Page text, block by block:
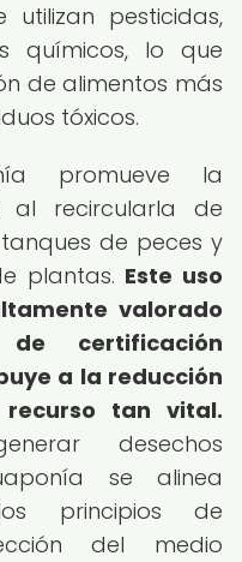
pesticidas,
químicos, lo que
de alimentos más
tóxicos.
promueve la
al recircularla de
de peces y
plantas. Este uso
valorado
certificación
a la reducción
tan vital.
desechos
se alinea
principios de
del medio